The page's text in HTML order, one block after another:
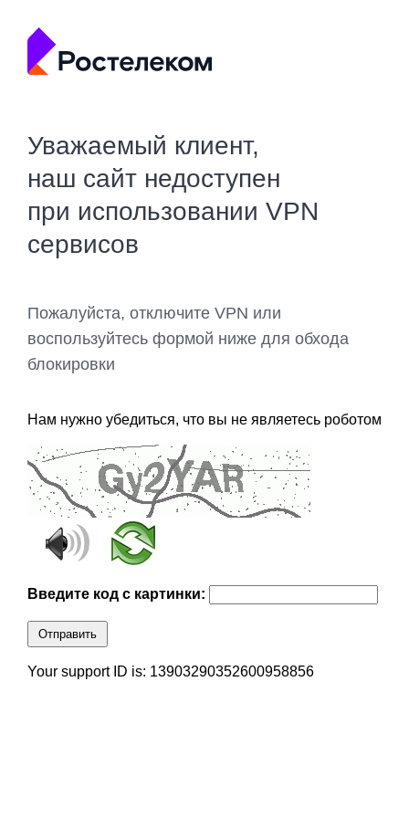
Уважаемый клиент,
наш сайт недоступен
при использовании VPN
сервисов
Пожалуйста, отключите VPN или
воспользуйтесь формой ниже для обхода
блокировки
Нам нужно убедиться, что вы не являетесь роботом
Введите код с картинки:
Отправить
Your support ID is: 13903290352600958856